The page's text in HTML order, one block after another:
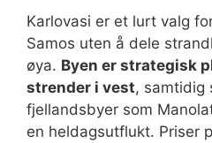
Karlovasi er et lurt valg
Samos uten å dele
øya. Byen er strategisk
strender i vest, samtidig
fjellandsbyer som
en heldagsutflukt. Priser